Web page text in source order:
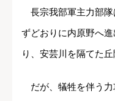
長宗我部軍主力部隊
ずどおりに内原野へ
り、安芸川を隔てた
だが、犠牲を伴う力